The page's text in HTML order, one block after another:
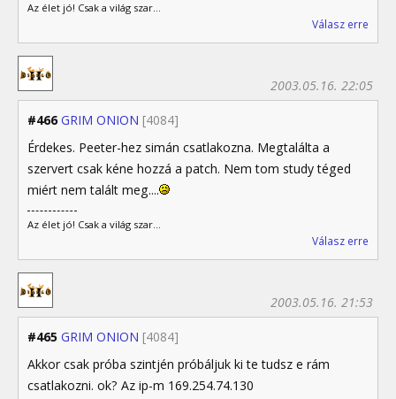
Az élet jó! Csak a világ szar...
Válasz erre
#466 GRIM ONION [4084]
2003.05.16. 22:05
Érdekes. Peeter-hez simán csatlakozna. Megtalálta a
szervert csak kéne hozzá a patch. Nem tom study téged
miért nem talált meg....
Az élet jó! Csak a világ szar...
Válasz erre
#465 GRIM ONION [4084]
2003.05.16. 21:53
Akkor csak próba szintjén próbáljuk ki te tudsz e rám
csatlakozni. ok? Az ip-m 169.254.74.130